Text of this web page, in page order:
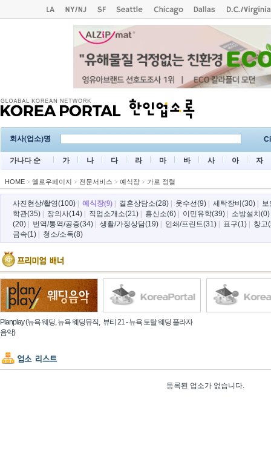
회사(업소)명
가나다 순 가 나 다 라 마 바 사 아 자
HOME > 옐로우페이지 > 전문서비스 > 예식장 > 가로 정렬
사진현상/촬영(100) 예식장(9) 결혼상담소(28) 옷수선(9) 세탁장비(30)
보
학관(35)
장의사(14) 직업소개소(21) 흥신소(6) 이민유학(39) 소방설치(0)
(20)
번역/통역/공증(34) 생활/가정상담(19) 인쇄/프린트(31) 표구(1)
창고
금속(1)
청소/소독(8)
Planplay (뉴욕 웨딩, 뉴욕 웨딩뮤직,
음악)
뷰티 21 - 뉴욕 토탈 웨딩 플라자
등록된 업소가 없습니다.